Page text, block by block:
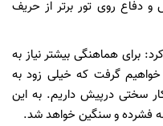
روی تور برتر از حریف
برای هماهنگی بیشتر نیاز به
خواهیم گرفت که خیلی زود به
سختی درپیش داریم. به این
فشرده و سنگین خواهد شد.